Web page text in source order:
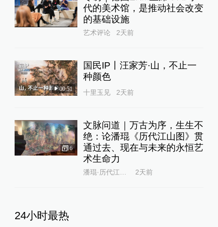
代的美术馆，是推动社会改变
的基础设施
艺术评论 2天前
00:51
国民IP丨汪家芳·山，不止一
种颜色
十里玉见 2天前
6
文脉问道｜万古为序，生生不
绝：论潘琨《历代江山图》贯
通过去、现在与未来的永恒艺
术生命力
潘琨·历代江山图 2天前
24小时最热